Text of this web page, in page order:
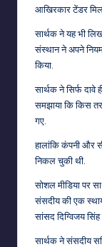
आखिरकार टेंडर
सार्थक ने यह भी
संस्थान ने अपने
किया.
सार्थक ने सिर्फ दावे
समझाया कि किस
गए.
हालांकि कंपनी और
निकल चुकी थी.
सोशल मीडिया पर
संसदीय की एक
सांसद दिग्विजय सिंह
सार्थक ने संसदीय